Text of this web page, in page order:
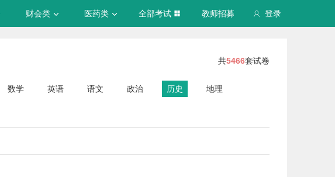
登录
财会类 医药类 全部考试 教师招募
共5466套试卷
数学 英语 语文 政治 历史 地理